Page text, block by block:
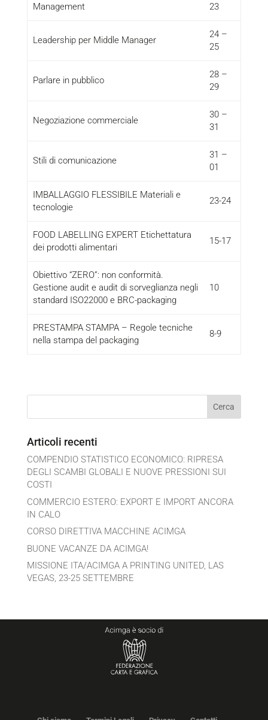
Management
23
Leadership per Middle Manager
24 –
25
Parlare in pubblico
28 –
29
Negoziazione commerciale
30 –
31
Stili di comunicazione
31 –
01
IMBALLAGGIO FLESSIBILE Materiali e
tecnologie
23-24
FOOD LABELLING EXPERT Etichettatura
dei prodotti alimentari
15-17
Obiettivo “ZERO”: non conformità.
Gestione audit e audit di sorveglianza negli
standard ISO22000 e BRC-packaging
10
PRESTAMPA STAMPA – Regole tecniche
nella stampa del packaging
8-9
Articoli recenti
COMPENDIO STATISTICO ECONOMICO: RIPRESA
DEGLI SCAMBI GLOBALI E NUOVE PRESSIONI SUI
COSTI
COMMERCIO ESTERO: EXPORT E IMPORT ANCORA
IN CALO
CORSO DIRETTIVA MACCHINE ACIMGA
BUONE VACANZE DA ACIMGA!
MISSIONE ITA/ACIMGA A PRINTING UNITED, LAS
VEGAS, 23-25 SETTEMBRE